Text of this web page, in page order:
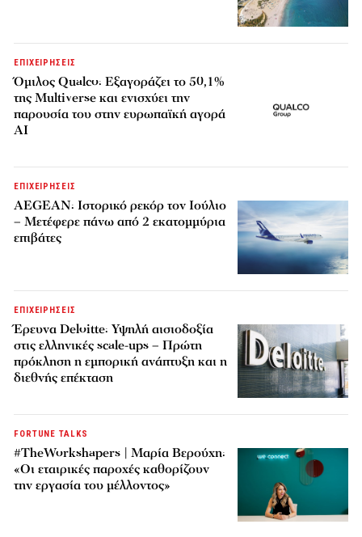
ΕΠΙΧΕΙΡΗΣΕΙΣ
Όμιλος Qualco: Εξαγοράζει το 50,1%
της Multiverse και ενισχύει την
παρουσία του στην ευρωπαϊκή αγορά
AI
ΕΠΙΧΕΙΡΗΣΕΙΣ
AEGEAN: Ιστορικό ρεκόρ τον Ιούλιο
– Μετέφερε πάνω από 2 εκατομμύρια
επιβάτες
ΕΠΙΧΕΙΡΗΣΕΙΣ
Έρευνα Deloitte: Υψηλή αισιοδοξία
στις ελληνικές scale-ups – Πρώτη
πρόκληση η εμπορική ανάπτυξη και η
διεθνής επέκταση
FORTUNE TALKS
#TheWorkshapers | Μαρία Βερούχη:
«Οι εταιρικές παροχές καθορίζουν
την εργασία του μέλλοντος»